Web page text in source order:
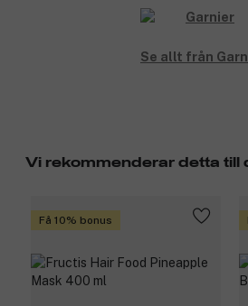
Se allt från
Vi rekommenderar detta till
Få 10% bonus